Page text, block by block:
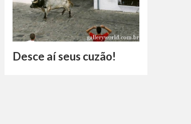
Desce aí seus cuzão!